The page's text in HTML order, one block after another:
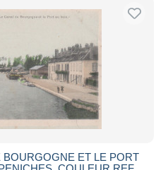
ET LE PORT